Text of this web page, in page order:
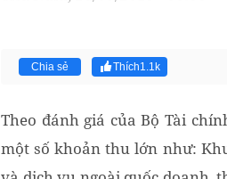
Chia sẻ Thích1.1k
Theo đánh giá của Bộ Tài
một số khoản thu lớn như: